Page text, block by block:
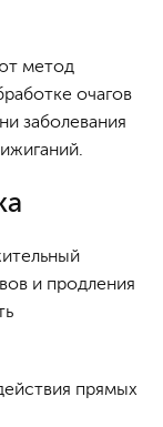
метод
очагов
заболевания
и продления
прямых